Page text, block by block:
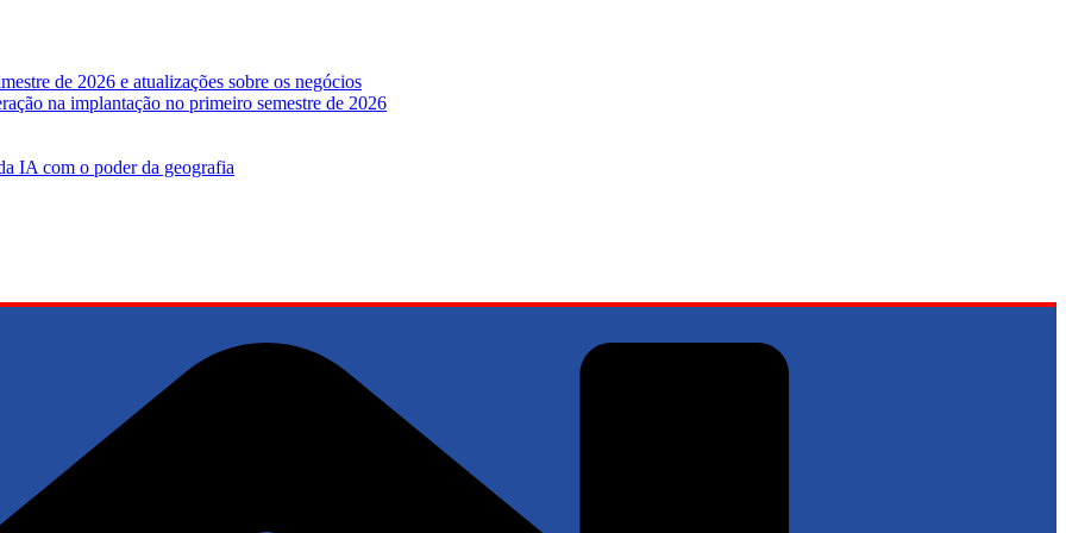
de 2026 e atualizações sobre os negócios
na implantação no primeiro semestre de 2026
IA ​​com o poder da geografia